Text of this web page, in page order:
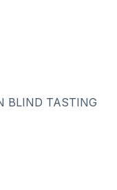
BLIND TASTING